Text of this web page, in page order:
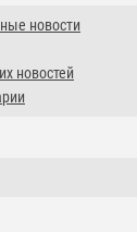
новости
новостей